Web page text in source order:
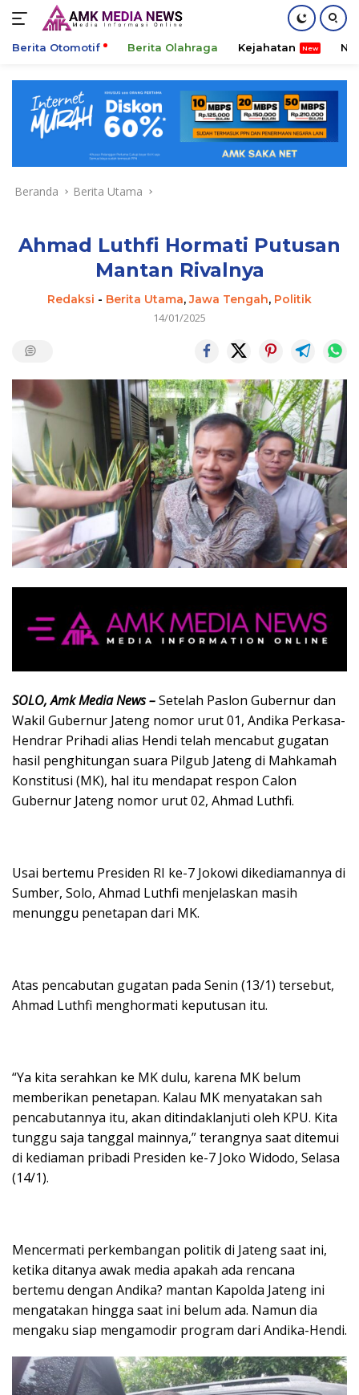
konten
Berita Otomotif Berita Olahraga Kejahatan
Beranda Berita Utama
Ahmad Luthfi Hormati Putusan
Mantan Rivalnya
Redaksi - Berita Utama,Jawa Tengah, Politik
14/01/2025
SOLO, Amk Media News –Setelah Paslon Gubernur dan
Wakil Gubernur Jateng nomor urut 01, Andika Perkasa-
Hendrar Prihadi alias Hendi telah mencabut gugatan
hasil penghitungan suara Pilgub Jateng di Mahkamah
Konstitusi (MK), hal itu mendapat respon Calon
Gubernur Jateng nomor urut 02, Ahmad Luthfi.
Usai bertemu Presiden RI ke-7 Jokowi dikediamannya di
Sumber, Solo, Ahmad Luthfi menjelaskan masih
menunggu penetapan dari MK.
Atas pencabutan gugatan pada Senin (13/1) tersebut,
Ahmad Luthfi menghormati keputusan itu.
“Ya kita serahkan ke MK dulu, karena MK belum
memberikan penetapan. Kalau MK menyatakan sah
pencabutannya itu, akan ditindaklanjuti oleh KPU. Kita
tunggu saja tanggal mainnya,” terangnya saat ditemui
di kediaman pribadi Presiden ke-7 Joko Widodo, Selasa
(14/1).
Mencermati perkembangan politik di Jateng saat ini,
ketika ditanya awak media apakah ada rencana
bertemu dengan Andika? mantan Kapolda Jateng ini
mengatakan hingga saat ini belum ada. Namun dia
mengaku siap mengamodir program dari Andika-Hendi.